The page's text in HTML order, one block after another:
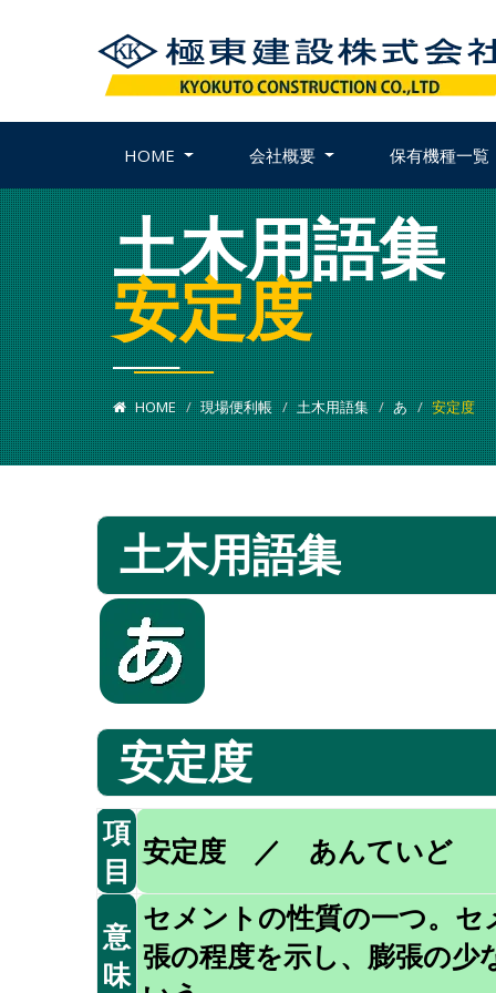
HOME 会社概要 保有機種一覧
土木用語集
安定度
HOME 現場便利帳 土木用語集 あ 安定度
土木用語集
安定度
項
目
安定度 ／ あんていど
意
味
セメントの性質の一つ。
張の程度を示し、膨張の